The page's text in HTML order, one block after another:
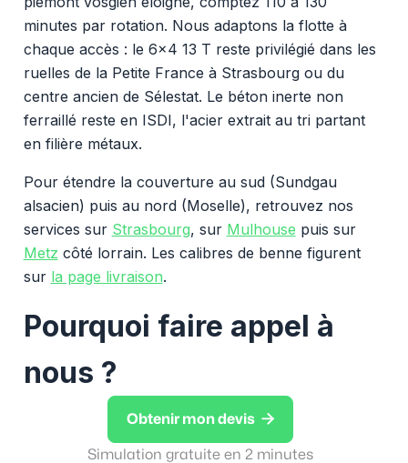
minutes par rotation. Nous adaptons la flotte à
chaque accès : le 6x4 13 T reste privilégié dans les
ruelles de la Petite France à Strasbourg ou du
centre ancien de Sélestat. Le béton inerte non
ferraillé reste en ISDI, l'acier extrait au tri partant
en filière métaux.
Pour étendre la couverture au sud (Sundgau
alsacien) puis au nord (Moselle), retrouvez nos
services sur Strasbourg, sur Mulhouse puis sur
Metz côté lorrain. Les calibres de benne figurent
sur la page livraison.
Pourquoi faire appel à
nous ?
Obtenir mon devis 
Simulation gratuite en 2 minutes